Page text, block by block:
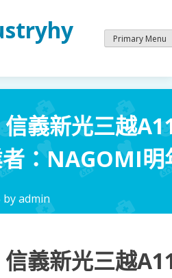
Primary Menu
義新光三越
：NAGOMI明
byadmin
義新光三越